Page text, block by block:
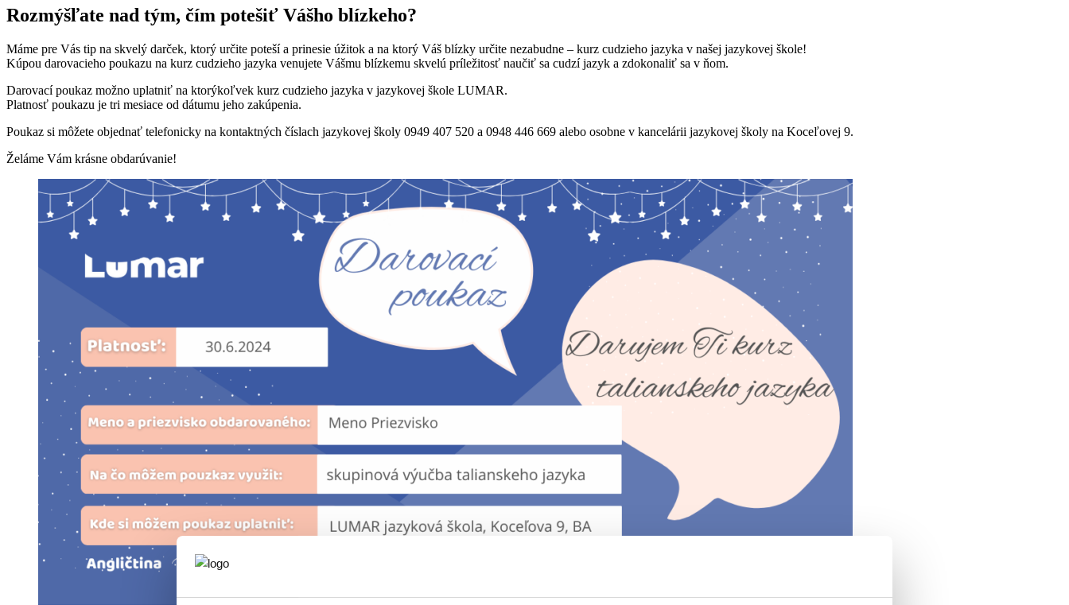
Rozmýšľate nad tým, čím potešiť Vášho blízkeho?
Máme pre Vás tip na skvelý darček, ktorý určite poteší a prinesie úžitok a na ktorý Váš blízky určite nezabudne – kurz cudzieho jazyka v našej jazykovej škole!
Kúpou darovacieho poukazu na kurz cudzieho jazyka venujete Vášmu blízkemu skvelú príležitosť naučiť sa cudzí jazyk a zdokonaliť sa v ňom.
Darovací poukaz možno uplatniť na ktorýkoľvek kurz cudzieho jazyka v jazykovej škole LUMAR.
Platnosť poukazu je tri mesiace od dátumu jeho zakúpenia.
Poukaz si môžete objednať telefonicky na kontaktných číslach jazykovej školy 0949 407 520 a 0948 446 669 alebo osobne v kancelárii jazykovej školy na Koceľovej 9.
Želáme Vám krásne obdarúvanie!